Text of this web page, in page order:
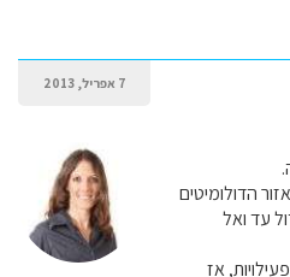
7 אפריל, 2013
הדולומיטים
עד ואל
אז